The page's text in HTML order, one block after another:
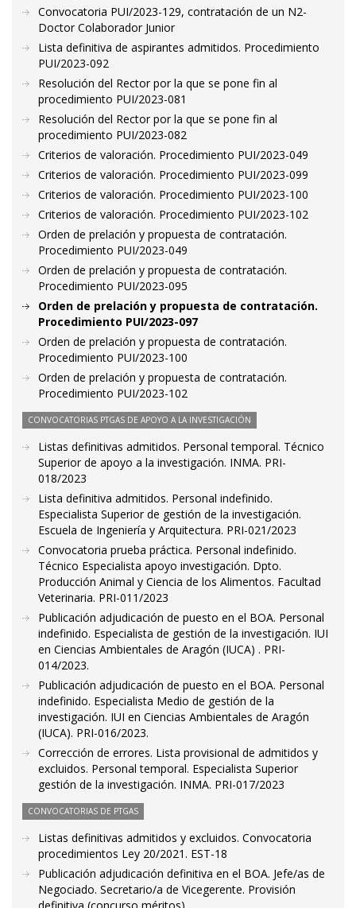
Convocatoria PUI/2023-129, contratación de un N2-
Doctor Colaborador Junior
Lista definitiva de aspirantes admitidos. Procedimiento
PUI/2023-092
Resolución del Rector por la que se pone fin al
procedimiento PUI/2023-081
Resolución del Rector por la que se pone fin al
procedimiento PUI/2023-082
Criterios de valoración. Procedimiento PUI/2023-049
Criterios de valoración. Procedimiento PUI/2023-099
Criterios de valoración. Procedimiento PUI/2023-100
Criterios de valoración. Procedimiento PUI/2023-102
Orden de prelación y propuesta de contratación.
Procedimiento PUI/2023-049
Orden de prelación y propuesta de contratación.
Procedimiento PUI/2023-095
Orden de prelación y propuesta de contratación.
Procedimiento PUI/2023-097
Orden de prelación y propuesta de contratación.
Procedimiento PUI/2023-100
Orden de prelación y propuesta de contratación.
Procedimiento PUI/2023-102
CONVOCATORIAS PTGAS DE APOYO A LA INVESTIGACIÓN
Listas definitivas admitidos. Personal temporal. Técnico
Superior de apoyo a la investigación. INMA. PRI-
018/2023
Lista definitiva admitidos. Personal indefinido.
Especialista Superior de gestión de la investigación.
Escuela de Ingeniería y Arquitectura. PRI-021/2023
Convocatoria prueba práctica. Personal indefinido.
Técnico Especialista apoyo investigación. Dpto.
Producción Animal y Ciencia de los Alimentos. Facultad
Veterinaria. PRI-011/2023
Publicación adjudicación de puesto en el BOA. Personal
indefinido. Especialista de gestión de la investigación. IUI
en Ciencias Ambientales de Aragón (IUCA) . PRI-
014/2023.
Publicación adjudicación de puesto en el BOA. Personal
indefinido. Especialista Medio de gestión de la
investigación. IUI en Ciencias Ambientales de Aragón
(IUCA). PRI-016/2023.
Corrección de errores. Lista provisional de admitidos y
excluidos. Personal temporal. Especialista Superior
gestión de la investigación. INMA. PRI-017/2023
CONVOCATORIAS DE PTGAS
Listas definitivas admitidos y excluidos. Convocatoria
procedimientos Ley 20/2021. EST-18
Publicación adjudicación definitiva en el BOA. Jefe/as de
Negociado. Secretario/a de Vicegerente. Provisión